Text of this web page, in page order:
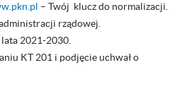
– Twój klucz do normalizacji.
rządowej.
2021-2030.
KT 201 i podjęcie uchwał o